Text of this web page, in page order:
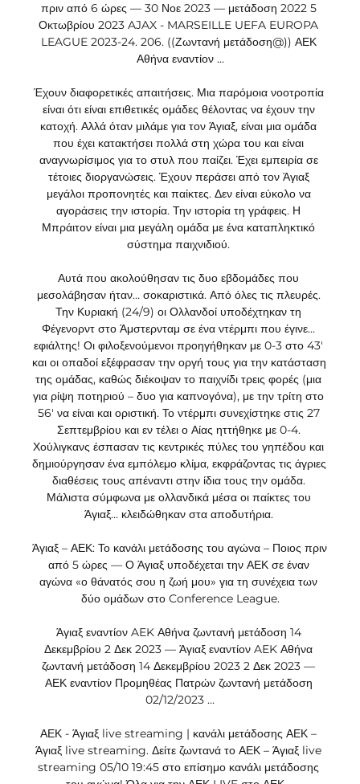
πριν από 6 ώρες — 30 Νοε 2023 — μετάδοση 2022 5
Οκτωβρίου 2023 AJAX - MARSEILLE UEFA EUROPA
LEAGUE 2023-24. 206. ((Ζωντανή μετάδοση@)) ΑΕΚ
Αθήνα εναντίον ...
Έχουν διαφορετικές απαιτήσεις. Μια παρόμοια νοοτροπία
είναι ότι είναι επιθετικές ομάδες θέλοντας να έχουν την
κατοχή. Αλλά όταν μιλάμε για τον Άγιαξ, είναι μια ομάδα
που έχει κατακτήσει πολλά στη χώρα του και είναι
αναγνωρίσιμος για το στυλ που παίζει. Έχει εμπειρία σε
τέτοιες διοργανώσεις. Έχουν περάσει από τον Άγιαξ
μεγάλοι προπονητές και παίκτες. Δεν είναι εύκολο να
αγοράσεις την ιστορία. Την ιστορία τη γράφεις. Η
Μπράιτον είναι μια μεγάλη ομάδα με ένα καταπληκτικό
σύστημα παιχνιδιού.
Αυτά που ακολούθησαν τις δυο εβδομάδες που
μεσολάβησαν ήταν… σοκαριστικά. Από όλες τις πλευρές.
Την Κυριακή (24/9) οι Ολλανδοί υποδέχτηκαν τη
Φέγενορντ στο Άμστερνταμ σε ένα ντέρμπι που έγινε…
εφιάλτης! Οι φιλοξενούμενοι προηγήθηκαν με 0-3 στο 43′
και οι οπαδοί εξέφρασαν την οργή τους για την κατάσταση
της ομάδας, καθώς διέκοψαν το παιχνίδι τρεις φορές (μια
για ρίψη ποτηριού – δυο για καπνογόνα), με την τρίτη στο
56′ να είναι και οριστική. Το ντέρμπι συνεχίστηκε στις 27
Σεπτεμβρίου και εν τέλει ο Αίας ηττήθηκε με 0-4.
Χούλιγκανς έσπασαν τις κεντρικές πύλες του γηπέδου και
δημιούργησαν ένα εμπόλεμο κλίμα, εκφράζοντας τις άγριες
διαθέσεις τους απέναντι στην ίδια τους την ομάδα.
Μάλιστα σύμφωνα με ολλανδικά μέσα οι παίκτες του
Άγιαξ… κλειδώθηκαν στα αποδυτήρια.
Άγιαξ – ΑΕΚ: Το κανάλι μετάδοσης του αγώνα – Ποιος πριν
από 5 ώρες — Ο Άγιαξ υποδέχεται την ΑΕΚ σε έναν
αγώνα «ο θάνατός σου η ζωή μου» για τη συνέχεια των
δύο ομάδων στο Conference League.
Άγιαξ εναντίον AEK Αθήνα ζωντανή μετάδοση 14
Δεκεμβρίου 2 Δεκ 2023 — Άγιαξ εναντίον AEK Αθήνα
ζωντανή μετάδοση 14 Δεκεμβρίου 2023 2 Δεκ 2023 —
ΑΕΚ εναντίον Προμηθέας Πατρών ζωντανή μετάδοση
02/12/2023 ...
ΑΕΚ - Άγιαξ live streaming | κανάλι μετάδοσης ΑΕΚ –
Άγιαξ live streaming. Δείτε ζωντανά το ΑΕΚ – Άγιαξ live
streaming 05/10 19:45 στο επίσημο κανάλι μετάδοσης